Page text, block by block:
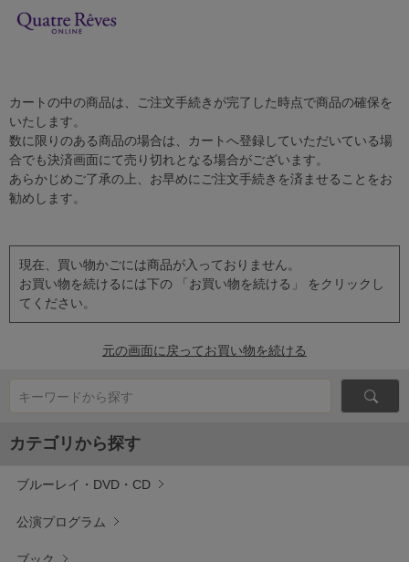
カートの中の商品は、ご注文手続きが完了した時点で商品の確保を
いたします。
数に限りのある商品の場合は、カートへ登録していただいている場
合でも決済画面にて売り切れとなる場合がございます。
あらかじめご了承の上、お早めにご注文手続きを済ませることをお
勧めします。
現在、買い物かごには商品が入っておりません。
お買い物を続けるには下の 「お買い物を続ける」 をクリックし
てください。
元の画面に戻ってお買い物を続ける
キーワードから探す
カテゴリから探す
ブルーレイ・DVD・CD
公演プログラム